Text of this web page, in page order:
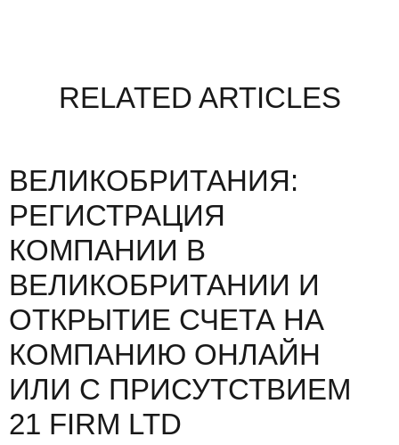
RELATED ARTICLES
ВЕЛИКОБРИТАНИЯ:
РЕГИСТРАЦИЯ
КОМПАНИИ В
ВЕЛИКОБРИТАНИИ И
ОТКРЫТИЕ СЧЕТА НА
КОМПАНИЮ ОНЛАЙН
ИЛИ С ПРИСУТСТВИЕМ
21 FIRM LTD